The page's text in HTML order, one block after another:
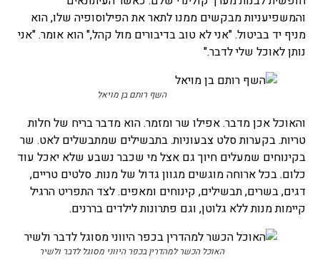
והמשפיעניות מבקשים ממנו לתאר את הפילוסופיה שלו, הוא
מניף יד בביטול. "אני לא טוב בדיבורים מול קהל," הוא אומר. "אני
נותן לאוכל שלי לדבר."
השף רותם בן מויאל
והאוכל אכן מדבר. אפילו שר ומזמר. הוא מדבר בריח של חלות
טריות. בקערות סלט צבעוניות. בתבשילים שמתבשלים לאט. שר
בקינוחים שמעלים חיוך גם אצל מי שכבר נשבע שלא יאכל עוד
כלום. בכל ארוחה מוגשים מגוון גדול של מנות. סלטים טריים,
דגים, בשרים, תבשילים, קינוחים ומאפים. לצד התפריט הרגיל
קיימות מנות ללא גלוטן, וגם פתרונות לילדים בררנים.
האוכל הכשר למהדרין בכפר היווני מסוגל לדבר ולשיר